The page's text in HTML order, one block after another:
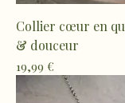
Collier cœur en
& douceur
Prix
19,99 €